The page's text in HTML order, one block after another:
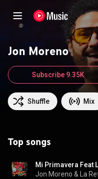
Jon Moreno
Shuffle Mix
Subscribe 9.35K
Top songs
Mi Primavera Feat